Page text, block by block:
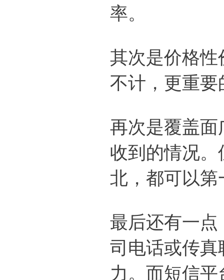
率。
其次是价格
不计，更重
再次是覆盖
收到的情况
北，都可以
最后还有一点
司电话或传
力。而短信